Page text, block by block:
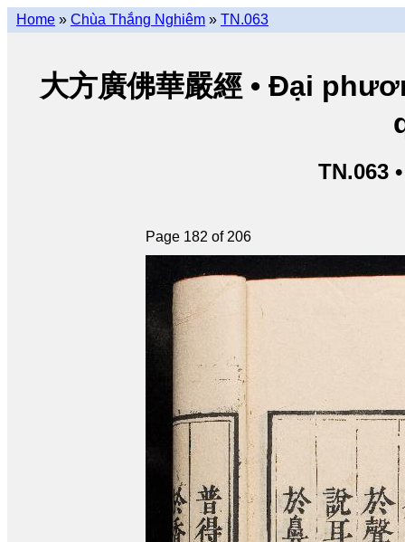
Home » Chùa Thắng Nghiêm » TN.063
大方廣佛華嚴經 • Đại
TN.063
Page 182 of 206